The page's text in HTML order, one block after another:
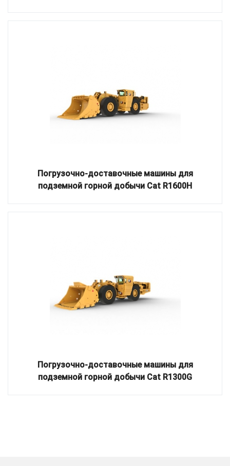
Погрузочно-доставочные машины для
подземной горной добычи Cat R1600H
Погрузочно-доставочные машины для
подземной горной добычи Cat R1300G